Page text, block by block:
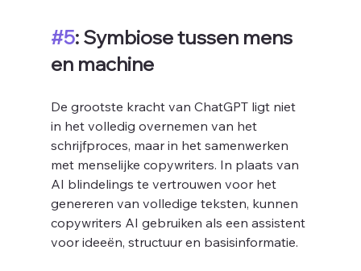
#5: Symbiose tussen mens
en machine
De grootste kracht van ChatGPT ligt niet
in het volledig overnemen van het
schrijfproces, maar in het samenwerken
met menselijke copywriters. In plaats van
AI blindelings te vertrouwen voor het
genereren van volledige teksten, kunnen
copywriters AI gebruiken als een assistent
voor ideeën, structuur en basisinformatie.